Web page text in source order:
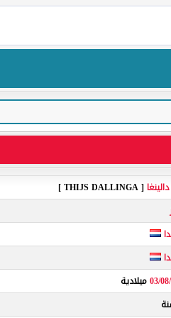
[ THIJS DALLINGA ]
03/ميلادية